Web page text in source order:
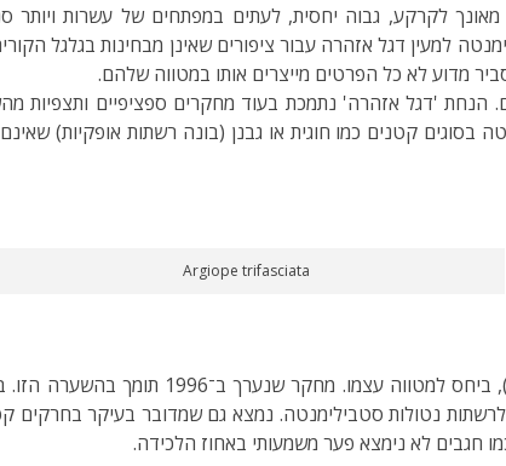
מאונך לקרקע, גבוה יחסית, לעתים במפתחים של עשרות
למעין דגל אזהרה עבור ציפורים שאינן מבחינות בגלגל
את הסיכוי להיפגע מציפורים. הנחת 'דגל אזהרה' נתמכת בעוד מחקרים
קטנים כמו חוגית או גבנן (בונה רשתות אופקיות)
Argiope trifasciata
לכדו ב־72% יותר חרקים, בהשוואה לרשתות נטולות סטבילימנטה. נמצא גם
חגבים לא נימצא פער משמעותי באחוז הלכידה.